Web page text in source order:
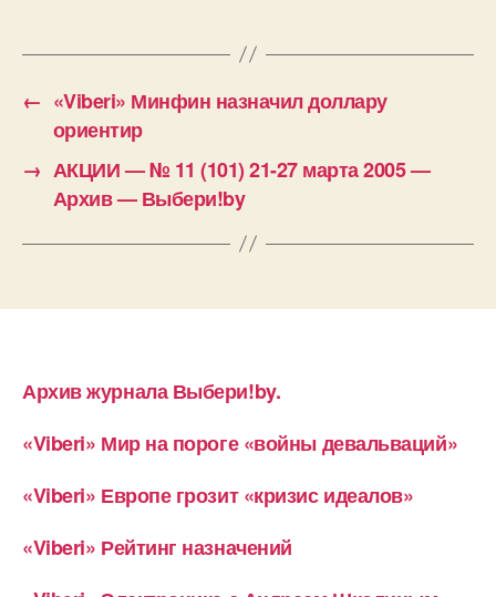
← «Viberi» Минфин назначил доллару
ориентир
→ АКЦИИ — № 11 (101) 21-27 марта 2005 —
Архив — Выбери!by
Архив журнала Выбери!by.
«Viberi» Мир на пороге «войны девальваций»
«Viberi» Европе грозит «кризис идеалов»
«Viberi» Рейтинг назначений